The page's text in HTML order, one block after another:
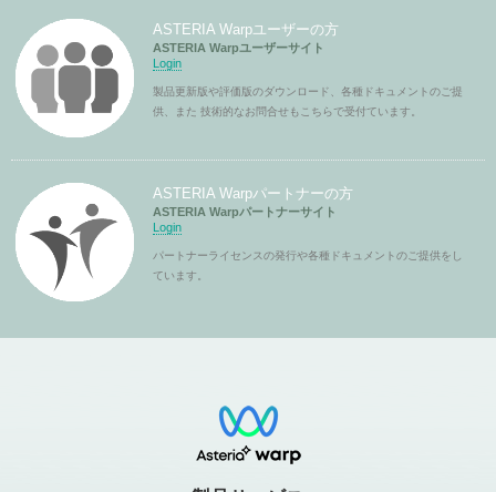
ASTERIA Warpユーザーの方
ASTERIA Warpユーザーサイト
Login
製品更新版や評価版のダウンロード、各種ドキュメントのご提
供、また 技術的なお問合せもこちらで受付ています。
ASTERIA Warpパートナーの方
ASTERIA Warpパートナーサイト
Login
パートナーライセンスの発行や各種ドキュメントのご提供をし
ています。